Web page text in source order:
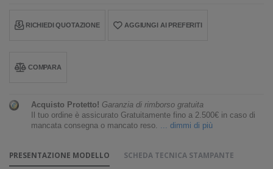
RICHIEDI QUOTAZIONE AGGIUNGI AI PREFERITI
COMPARA
Acquisto Protetto! Garanzia di rimborso gratuita
Il tuo ordine è assicurato Gratuitamente fino a 2.500€ in caso di
mancata consegna o mancato reso. ... dimmi di più
PRESENTAZIONE MODELLO
SCHEDA TECNICA STAMPANTE